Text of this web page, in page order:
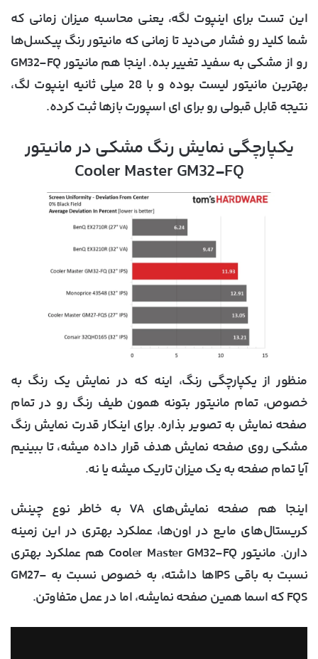
این تست برای اینپوت لگه، یعنی محاسبه میزان زمانی که
شما کلید رو فشار می‌دید تا زمانی که مانیتور رنگ پیکسل‌ها
رو از مشکی به سفید تغییر بده. اینجا هم مانیتور GM32-FQ
بهترین مانیتور لیست بوده و با 28 میلی ثانیه اینپوت لگ،
نتیجه قابل قبولی رو برای ای اسپورت بازها ثبت کرده.
یکپارچگی نمایش رنگ مشکی در مانیتور
Cooler Master GM32-FQ
منظور از یکپارچگی رنگ، اینه که در نمایش یک رنگ به
خصوص، تمام مانیتور بتونه همون طیف رنگ رو در تمام
صفحه نمایش به تصویر بذاره. برای اینکار قدرت نمایش رنگ
مشکی روی صفحه نمایش هدف قرار داده میشه، تا ببینیم
آیا تمام صفحه به یک میزان تاریک میشه یا نه.
اینجا هم صفحه نمایش‌های VA به خاطر نوع چینش
کریستال‌های مایع در اون‌ها، عملکرد بهتری در این زمینه
دارن. مانیتور Cooler Master GM32-FQ هم عملکرد بهتری
نسبت به باقی IPSها داشته، به خصوص نسبت به GM27-
FQS که اسما همین صفحه نمایشه، اما در عمل متفاوتن.